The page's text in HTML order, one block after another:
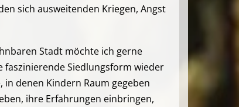
sich ausweitenden Kriegen, Angst
Stadt möchte ich gerne
faszinierende Siedlungsform wieder
denen Kindern Raum gegeben
ihre Erfahrungen einbringen,